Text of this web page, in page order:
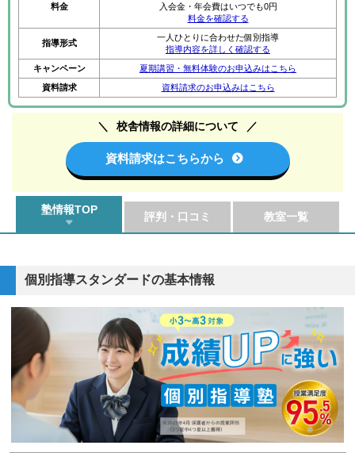
料金
入会金・年会費はいつでも0円
料金を確認する
指導形式
一人ひとりに合わせた個別指導
指導内容を詳しく確認する
キャンペーン
夏期講習・無料体験のお申込みはこちら
資料請求
資料請求のお申込みはこちら
校舎情報の詳細について
資料請求はこちらから
塾情報TOP
評判・口コミ 教室一覧
個別指導スタンダードの基本情報